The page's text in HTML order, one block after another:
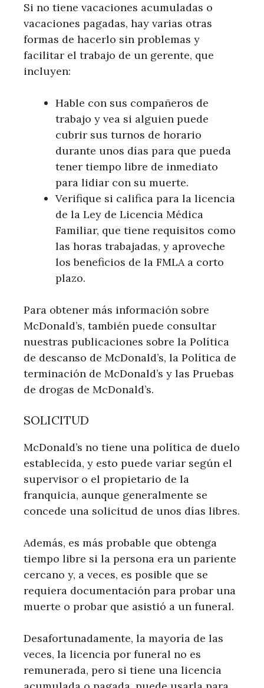
Si no tiene vacaciones acumuladas o
vacaciones pagadas, hay varias otras
formas de hacerlo sin problemas y
facilitar el trabajo de un gerente, que
incluyen:
Hable con sus compañeros de
trabajo y vea si alguien puede
cubrir sus turnos de horario
durante unos días para que pueda
tener tiempo libre de inmediato
para lidiar con su muerte.
Verifique si califica para la licencia
de la Ley de Licencia Médica
Familiar, que tiene requisitos como
las horas trabajadas, y aproveche
los beneficios de la FMLA a corto
plazo.
Para obtener más información sobre
McDonald’s, también puede consultar
nuestras publicaciones sobre la Política
de descanso de McDonald’s, la Política de
terminación de McDonald’s y las Pruebas
de drogas de McDonald’s.
SOLICITUD
McDonald’s no tiene una política de duelo
establecida, y esto puede variar según el
supervisor o el propietario de la
franquicia, aunque generalmente se
concede una solicitud de unos días libres.
Además, es más probable que obtenga
tiempo libre si la persona era un pariente
cercano y, a veces, es posible que se
requiera documentación para probar una
muerte o probar que asistió a un funeral.
Desafortunadamente, la mayoría de las
veces, la licencia por funeral no es
remunerada, pero si tiene una licencia